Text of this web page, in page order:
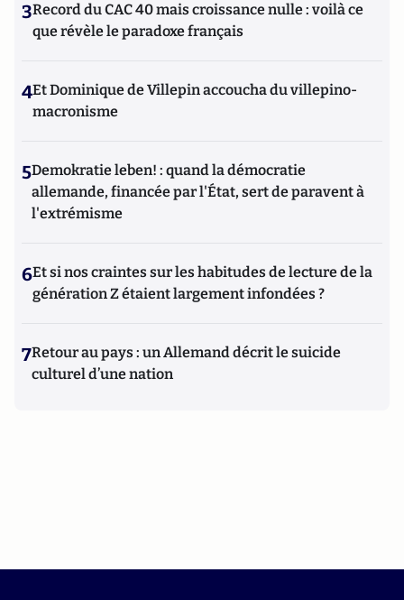
3Record du CAC 40 mais croissance nulle : voilà ce
que révèle le paradoxe français
4Et Dominique de Villepin accoucha du villepino-
macronisme
5Demokratie leben! : quand la démocratie
allemande, financée par l'État, sert de paravent à
l'extrémisme
6Et si nos craintes sur les habitudes de lecture de la
génération Z étaient largement infondées ?
7Retour au pays : un Allemand décrit le suicide
culturel d’une nation